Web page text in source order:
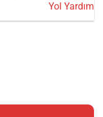
Yol Yardım